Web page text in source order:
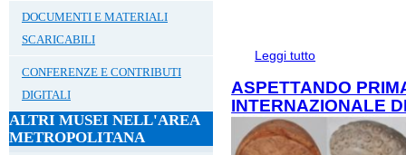
DOCUMENTI E MATERIALI
SCARICABILI
CONFERENZE E CONTRIBUTI
DIGITALI
ALTRI MUSEI NELL'AREA
METROPOLITANA
Leggi tutto
ASPETTANDO
INTERNAZIONALE